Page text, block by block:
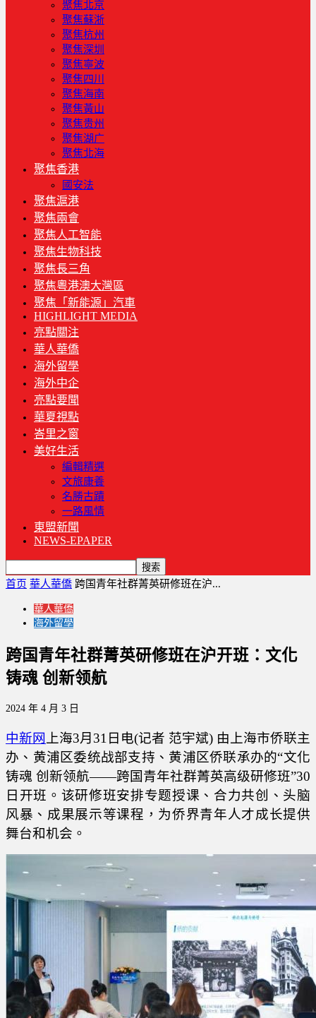
聚焦北京
聚焦蘇浙
聚焦杭州
聚焦深圳
聚焦寧波
聚焦四川
聚焦海南
聚焦黃山
聚焦贵州
聚焦湖广
聚焦北海
聚焦香港
國安法
聚焦滬港
聚焦兩會
聚焦人工智能
聚焦生物科技
聚焦長三角
聚焦粵港澳大灣區
聚焦「新能源」汽車
HIGHLIGHT MEDIA
亮點關注
華人華僑
海外留學
海外中企
亮點要聞
華夏視點
峇里之窗
美好生活
編輯精選
文旅康養
名勝古蹟
一路風情
東盟新聞
NEWS-EPAPER
首页 華人華僑 跨国青年社群菁英研修班在沪...
華人華僑
海外留學
跨国青年社群菁英研修班在沪开班：文化
铸魂 创新领航
2024 年 4 月 3 日
中新网上海3月31日电(记者 范宇斌) 由上海市侨联主
办、黄浦区委统战部支持、黄浦区侨联承办的“文化
铸魂 创新领航——跨国青年社群菁英高级研修班”30
日开班。该研修班安排专题授课、合力共创、头脑
风暴、成果展示等课程，为侨界青年人才成长提供
舞台和机会。